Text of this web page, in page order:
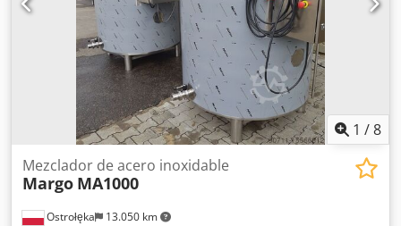
1 /8
Ostrołęka 13.050 km
Mezclador de acero inoxidable
Margo MA1000